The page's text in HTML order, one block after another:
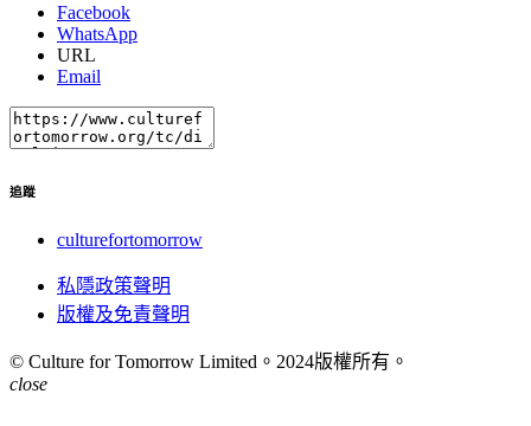
Facebook
WhatsApp
URL
Email
追蹤
culturefortomorrow
私隱政策聲明
版權及免責聲明
© Culture for Tomorrow Limited。 2024版權所有。
close